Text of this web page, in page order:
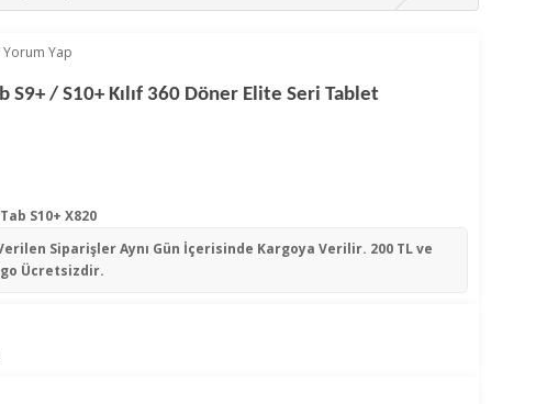
Yorum Yap
S9+ / S10+ Kılıf 360 Döner Elite Seri Tablet
S10+ X820
SiparişlerAynı Gün İçerisinde Kargoya Verilir. 200 TL ve
Ücretsizdir.